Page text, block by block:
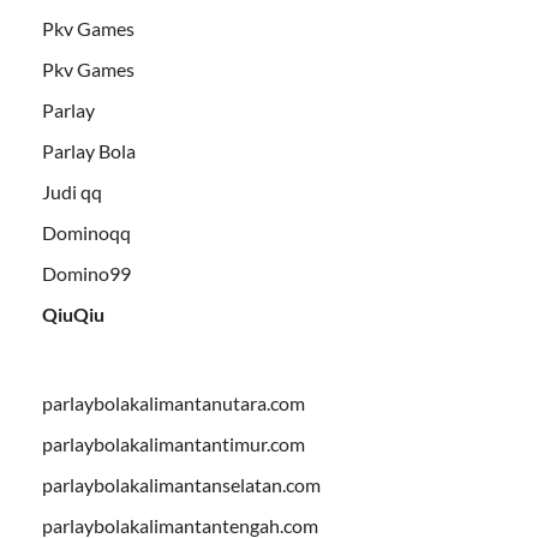
Pkv Games
Pkv Games
Parlay
Parlay Bola
Judi qq
Dominoqq
Domino99
QiuQiu
parlaybolakalimantanutara.com
parlaybolakalimantantimur.com
parlaybolakalimantanselatan.com
parlaybolakalimantantengah.com